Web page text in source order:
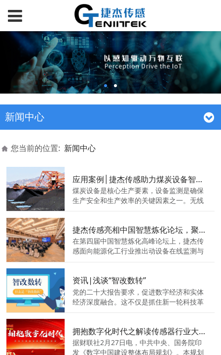
新闻中心
您当前的位置: 新闻中心
应用案例│捷杰传感助力煤炭设备智能运维
煤炭设备是核心生产要素，设备监测是确保
生产安全和生产效率的关键因素之一。无线
据，并将其传输到云端（或者服务器）进行
实时分析和处理，来实现煤炭设备的智能运
维。
捷杰传感亮相中国智慧炼化论坛，聚焦炼化行业动设备在线监测方案
在第四届中国智慧炼化高峰论坛上，捷杰传
感面向能源化工行业推出动设备在线监测与
化工企业数字化、智能化，持续助力能源化
工行业智改数转和绿色高质量发展。
资讯|浅谈“智改数转”
党的二十大报告要求，促进数字经济和实体
经济深度融合。这不仅是抓住新一轮科技革
推动高质量发展的核心任务。
拥抱数字化时代之解读传感器行业大数据
据财联社2月27日电，中共中央、国务院印
发《数字中国建设整体布局规划》。本规划